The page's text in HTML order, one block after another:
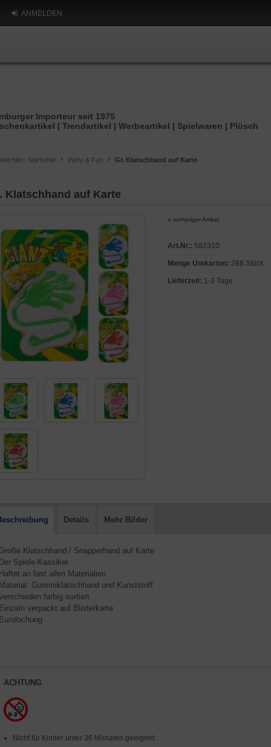
ANMELDEN
Importeur seit 1975
| Trendartikel | Werbeartikel | Spielwaren | Plüsch
hier: Startseite Party & Fun Gr. Klatschhand auf Karte
Klatschhand auf Karte
« vorheriger Artikel
Art.Nr.: 582310
Menge Umkarton: 288 Stück
Lieferzeit: 1-3 Tage
Details Mehr Bilder
Klatschhand / Snapperhand auf Karte
Spiele-Kassiker
an fast allen Materialien
Gummiklatschhand und Kunststoff
farbig sortiert
verpackt auf Blisterkarte
ACHTUNG
Nicht für Kinder unter 36 Monaten geeignet.